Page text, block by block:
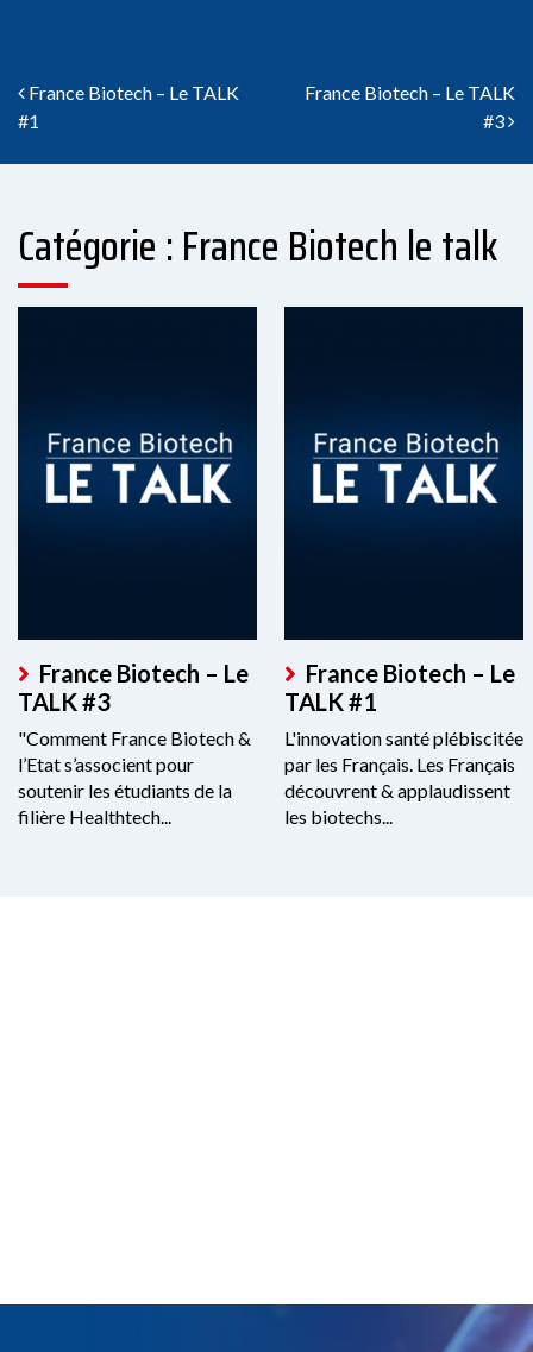
Navigation des articles
France Biotech – Le TALK
#1
France Biotech – Le TALK
#3
Catégorie : France Biotech le talk
France Biotech – Le
TALK #3
"Comment France Biotech &
l’Etat s’associent pour
soutenir les étudiants de la
filière Healthtech...
France Biotech – Le
TALK #1
L'innovation santé plébiscitée
par les Français. Les Français
découvrent & applaudissent
les biotechs...